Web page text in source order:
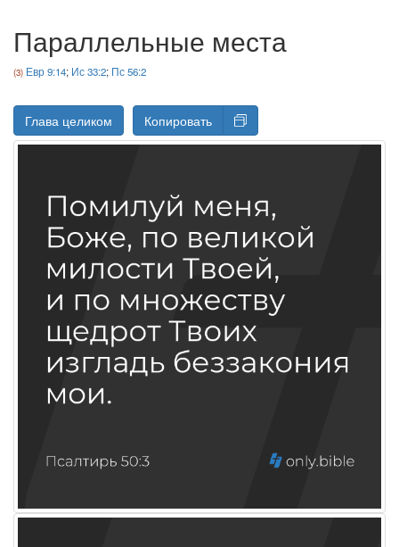
Параллельные места
Евр 9:14; Ис 33:2; Пс 56:2
Глава целиком Копировать